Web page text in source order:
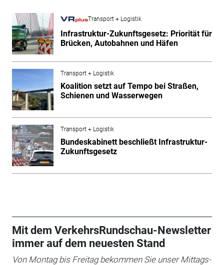
Transport + Logistik
Infrastruktur-Zukunftsgesetz: Priorität für
Brücken, Autobahnen und Häfen
Transport + Logistik
Koalition setzt auf Tempo bei Straßen,
Schienen und Wasserwegen
Transport + Logistik
Bundeskabinett beschließt Infrastruktur-
Zukunftsgesetz
Mit dem VerkehrsRundschau-Newsletter
immer auf dem neuesten Stand
Von Montag bis Freitag bekommen Sie unser Mittags-